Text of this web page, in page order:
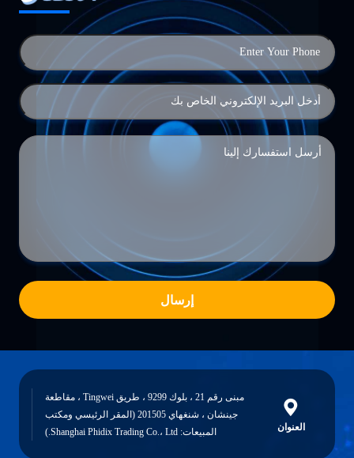
إرسال
العنوان
مبنى رقم 21 ، بلوك 9299 ، طريق Tingwei ، مقاطعة
جينشان ، شنغهاي 201505 (المقر الرئيسي ومكتب
المبيعات: Shanghai Phidix Trading Co.، Ltd.)